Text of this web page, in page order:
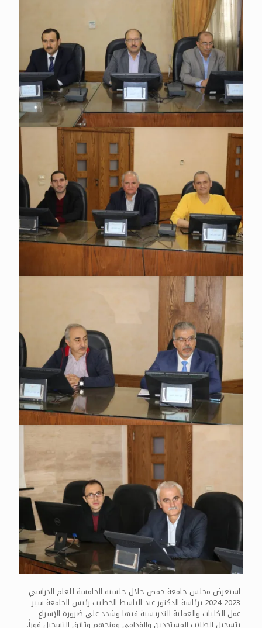
استعرض مجلس جامعة حمص خلال جلسته الخامسة للعام الدراسي
2023-2024 برئاسة الدكتور عبد الباسط الخطيب رئيس الجامعة سير
عمل الكليات والعملية التدريسية فيها وشدد على ضرورة الإسراع
بتسجيل الطلاب المستجدين والقدامى ومنحهم وثائق التسجيل فوراً.